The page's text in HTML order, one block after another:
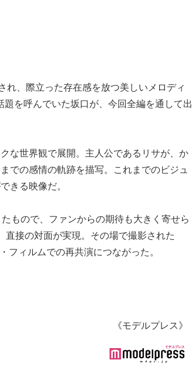
れ、際立った存在感を放つ美しいメロディ
を呼んでいた坂口が、今回全編を通して出
な世界観で展開。主人公であるリサが、か
での感情の軌跡を描写。これまでのビジュ
きる映像だ。
もので、ファンからの期待も大きく寄せら
接の対面が実現。その場で撮影された
フィルムでの再共演につながった。
《モデルプレス》